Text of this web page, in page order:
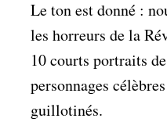
Le ton est donné :
les horreurs de la
10 courts portraits
personnages
guillotinés.